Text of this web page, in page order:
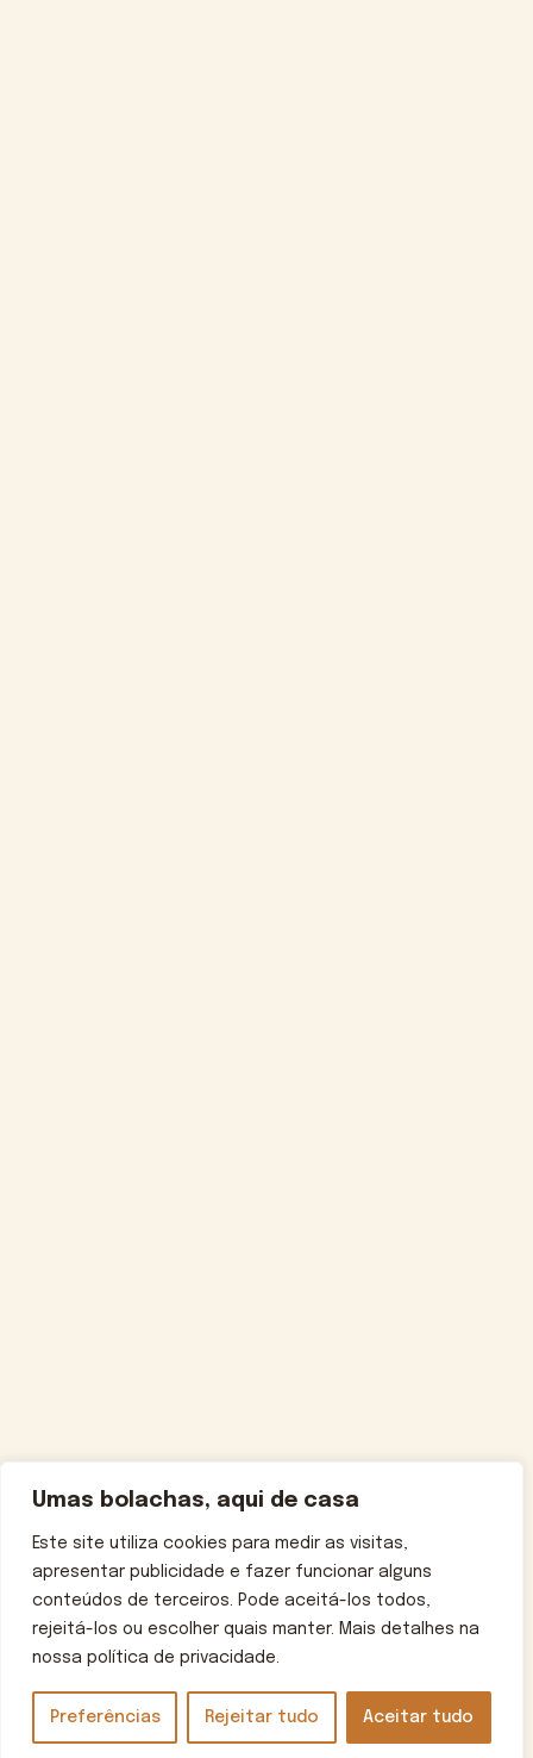
Umas bolachas, aqui de casa
Este site utiliza cookies para medir as visitas,
apresentar publicidade e fazer funcionar alguns
conteúdos de terceiros. Pode aceitá-los todos,
rejeitá-los ou escolher quais manter. Mais detalhes na
nossa política de privacidade.
Preferências Rejeitar tudo Aceitar tudo